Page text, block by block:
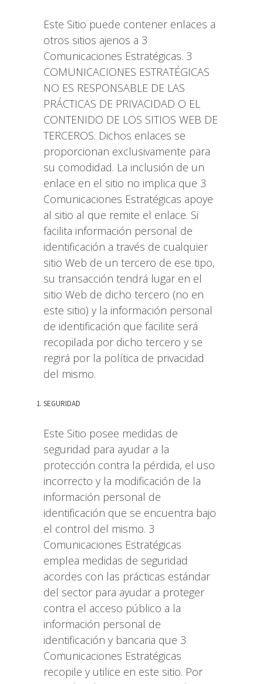
Este Sitio puede contener enlaces a
otros sitios ajenos a 3
Comunicaciones Estratégicas. 3
COMUNICACIONES ESTRATÉGICAS
NO ES RESPONSABLE DE LAS
PRÁCTICAS DE PRIVACIDAD O EL
CONTENIDO DE LOS SITIOS WEB DE
TERCEROS. Dichos enlaces se
proporcionan exclusivamente para
su comodidad. La inclusión de un
enlace en el sitio no implica que 3
Comunicaciones Estratégicas apoye
al sitio al que remite el enlace. Si
facilita información personal de
identificación a través de cualquier
sitio Web de un tercero de ese tipo,
su transacción tendrá lugar en el
sitio Web de dicho tercero (no en
este sitio) y la información personal
de identificación que facilite será
recopilada por dicho tercero y se
regirá por la política de privacidad
del mismo.
SEGURIDAD
Este Sitio posee medidas de
seguridad para ayudar a la
protección contra la pérdida, el uso
incorrecto y la modificación de la
información personal de
identificación que se encuentra bajo
el control del mismo. 3
Comunicaciones Estratégicas
emplea medidas de seguridad
acordes con las prácticas estándar
del sector para ayudar a proteger
contra el acceso público a la
información personal de
identificación y bancaria que 3
Comunicaciones Estratégicas
recopile y utilice en este sitio. Por